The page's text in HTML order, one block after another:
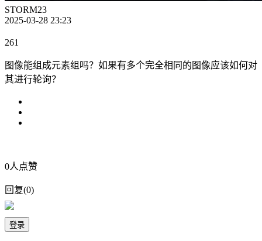
STORM23
2025-03-28 23:23
261
图像能组成元素组吗？如果有多个完全相同的图像应该如何对
其进行轮询？
0人点赞
回复(0)
登录